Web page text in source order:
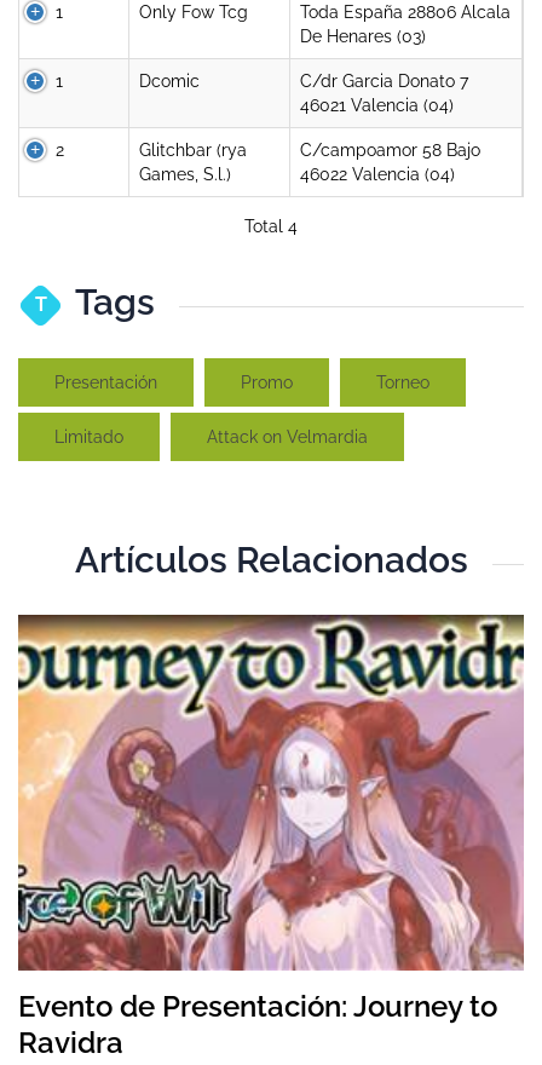
1 Only Fow Tcg
Toda España 28806 Alcala
De Henares (03)
1 Dcomic
C/dr Garcia Donato 7
46021 Valencia (04)
2
Glitchbar (rya
Games, S.l.)
C/campoamor 58 Bajo
46022 Valencia (04)
Total 4
T Tags
Presentación Promo Torneo
Limitado Attack on Velmardia
Artículos Relacionados
Evento de Presentación: Journey to
Ravidra